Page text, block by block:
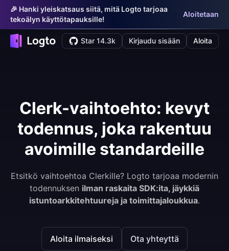
🎉 Hanki yleiskatsaus siitä, mitä Logto tarjoaa
tekoälyn käyttötapauksille!
Aloitetaan
Star 14.3k Kirjaudu sisään Aloita
Clerk-vaihtoehto: kevyt
todennus, joka rakentuu
avoimille standardeille
Etsitkö vaihtoehtoa Clerkille? Logto tarjoaa modernin
todennuksen ilman raskaita SDK:ita, jäykkiä
istuntoarkkitehtuureja ja toimittajaloukkua.
Aloita ilmaiseksi Ota yhteyttä